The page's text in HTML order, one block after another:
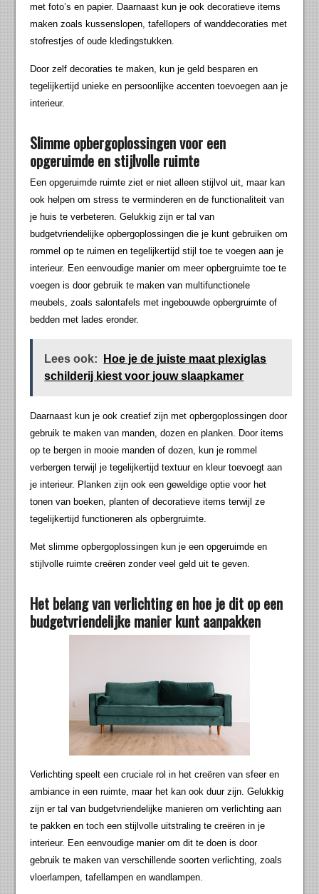
met foto’s en papier. Daarnaast kun je ook decoratieve items
maken zoals kussenslopen, tafellopers of wanddecoraties met
stofrestjes of oude kledingstukken.
Door zelf decoraties te maken, kun je geld besparen en
tegelijkertijd unieke en persoonlijke accenten toevoegen aan je
interieur.
Slimme opbergoplossingen voor een
opgeruimde en stijlvolle ruimte
Een opgeruimde ruimte ziet er niet alleen stijlvol uit, maar kan
ook helpen om stress te verminderen en de functionaliteit van
je huis te verbeteren. Gelukkig zijn er tal van
budgetvriendelijke opbergoplossingen die je kunt gebruiken om
rommel op te ruimen en tegelijkertijd stijl toe te voegen aan je
interieur. Een eenvoudige manier om meer opbergruimte toe te
voegen is door gebruik te maken van multifunctionele
meubels, zoals salontafels met ingebouwde opbergruimte of
bedden met lades eronder.
Lees ook:
Hoe je de juiste maat plexiglas
schilderij kiest voor jouw slaapkamer
Daarnaast kun je ook creatief zijn met opbergoplossingen door
gebruik te maken van manden, dozen en planken. Door items
op te bergen in mooie manden of dozen, kun je rommel
verbergen terwijl je tegelijkertijd textuur en kleur toevoegt aan
je interieur. Planken zijn ook een geweldige optie voor het
tonen van boeken, planten of decoratieve items terwijl ze
tegelijkertijd functioneren als opbergruimte.
Met slimme opbergoplossingen kun je een opgeruimde en
stijlvolle ruimte creëren zonder veel geld uit te geven.
Het belang van verlichting en hoe je dit op een
budgetvriendelijke manier kunt aanpakken
Verlichting speelt een cruciale rol in het creëren van sfeer en
ambiance in een ruimte, maar het kan ook duur zijn. Gelukkig
zijn er tal van budgetvriendelijke manieren om verlichting aan
te pakken en toch een stijlvolle uitstraling te creëren in je
interieur. Een eenvoudige manier om dit te doen is door
gebruik te maken van verschillende soorten verlichting, zoals
vloerlampen, tafellampen en wandlampen.